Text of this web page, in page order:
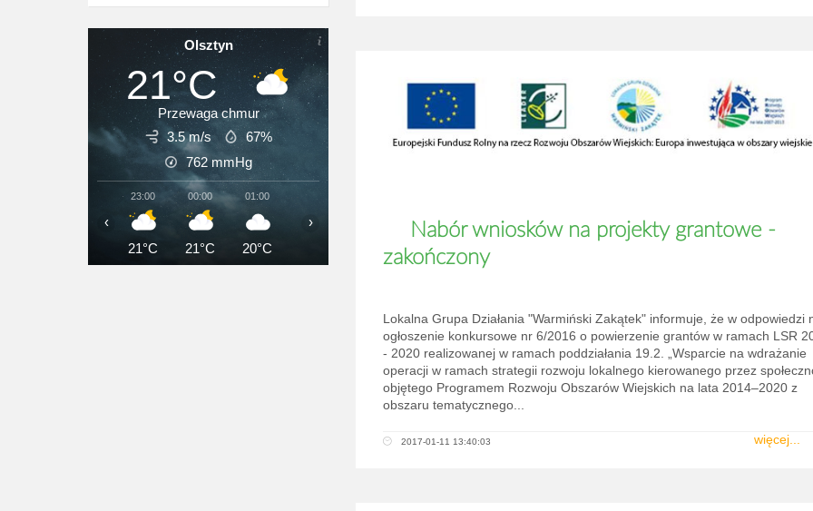
Nabór wniosków na projekty grantowe -
zakończony
Lokalna Grupa Działania "Warmiński Zakątek" informuje, że w odpowiedzi
ogłoszenie konkursowe nr 6/2016 o powierzenie grantów w ramach LSR
- 2020 realizowanej w ramach poddziałania 19.2. „Wsparcie na wdrażanie
operacji w ramach strategii rozwoju lokalnego kierowanego przez
objętego Programem Rozwoju Obszarów Wiejskich na lata 2014–2020 z
obszaru tematycznego...
więcej...
2017-01-11 13:40:03
Olsztyn
21°C
Przewaga chmur
3.5 m/s
67%
762 mmHg
23:00
21°C
00:00
21°C
01:00
20°C 19°C
‹ ›